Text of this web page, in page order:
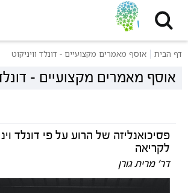
דף הבית אוסף מאמרים מקצועיים - דונלד וויניקוט
אוסף מאמרים מקצועיים - דונלד
פסיכואנליזה של הרוע על פי דונלד
לקריאה
דר' מרית גורן